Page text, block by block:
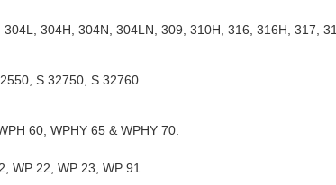
304L, 304H, 304N, 304LN, 309, 310H, 316, 316H, 317,
S 32750, S 32760.
60, WPHY 65 & WPHY 70.
WP 22, WP 23, WP 91